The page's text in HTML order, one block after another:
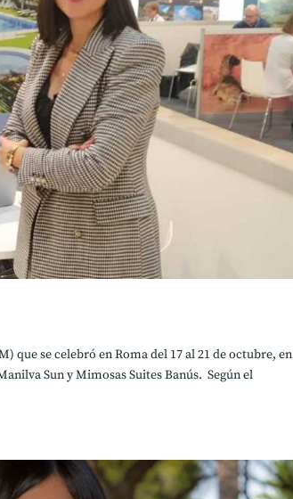
que se celebró en Roma del 17 al 21 de octubre, en
Sun y Mimosas Suites Banús. Según el